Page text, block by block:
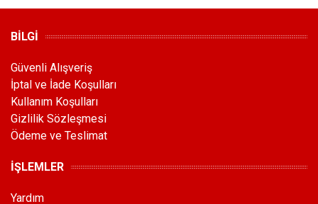
BİLGİ
Güvenli Alışveriş
İptal ve İade Koşulları
Kullanım Koşulları
Gizlilik Sözleşmesi
Ödeme ve Teslimat
İŞLEMLER
Yardım